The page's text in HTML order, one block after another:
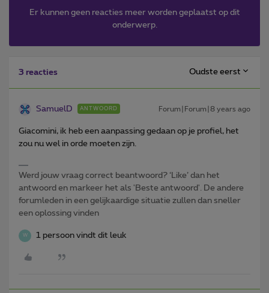
Er kunnen geen reacties meer worden geplaatst op dit
onderwerp.
3 reacties Oudste eerst
SamuelD ANTWOORD Forum|Forum|8 years ago
Giacomini, ik heb een aanpassing gedaan op je profiel, het
zou nu wel in orde moeten zijn.
Werd jouw vraag correct beantwoord? ‘Like’ dan het
antwoord en markeer het als 'Beste antwoord'. De andere
forumleden in een gelijkaardige situatie zullen dan sneller
een oplossing vinden
W 1 persoon vindt dit leuk